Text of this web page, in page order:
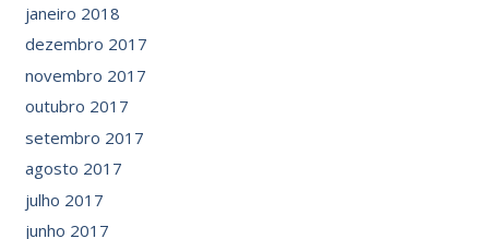
janeiro 2018
dezembro 2017
novembro 2017
outubro 2017
setembro 2017
agosto 2017
julho 2017
junho 2017